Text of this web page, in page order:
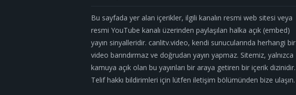
Bu sayfada yer alan içerikler, ilgili kanalın resmi web sitesi veya
resmi YouTube kanalı üzerinden paylaşılan halka açık (embed)
yayın sinyalleridir. canlitv.video, kendi sunucularında herhangi bir
video barındırmaz ve doğrudan yayın yapmaz. Sitemiz, yalnızca
kamuya açık olan bu yayınları bir araya getiren bir içerik dizinidir.
Telif hakkı bildirimleri için lütfen iletişim bölümünden bize ulaşın.